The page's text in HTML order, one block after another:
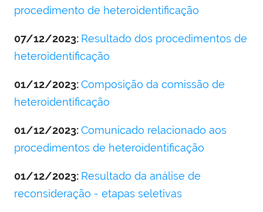
procedimento de heteroidentificação
07/12/2023: Resultado dos procedimentos de
heteroidentificação
01/12/2023:Composição da comissão de
heteroidentificação
01/12/2023:Comunicado relacionado aos
procedimentos de heteroidentificação
01/12/2023: Resultado da análise de
reconsideração - etapas seletivas